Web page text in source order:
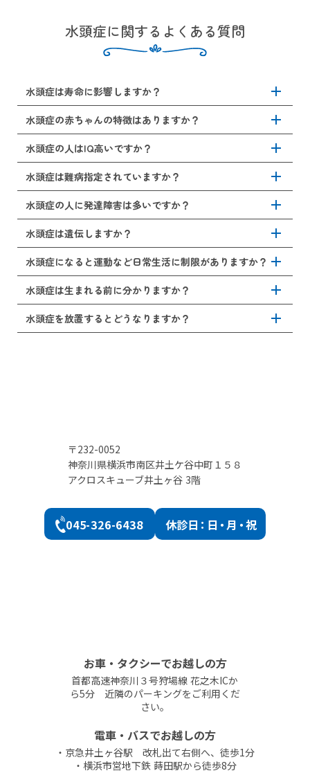
水頭症に関するよくある質問
水頭症は寿命に影響しますか？ add
水頭症そのものが直接寿命に影響することはありません。
しかし、未治療のまま放置すると脳圧が上がり、意識障害
や嘔吐、痙攣などの重篤な症状を来すことがあります。特
に、非交通性水頭症や急性の水頭症では、急速に症状が悪
化し、命に関わることがあります。水頭症は手術をはじ
め、適切な治療を受けることで脳圧をコントロールして問
題なく日常生活を送れる病気です。まずは適切な治療を早
期に受けるようにしましょう。
水頭症の赤ちゃんの特徴はありますか？ add
水頭症の赤ちゃんでは、頭蓋骨が柔らかいために頭囲の急
な拡大が特徴的です。具体的には、頭の前部分（前頭部）
が突出した「でっぱり頭」や、頭の上部分（頭頂部）が異
常に大きくなる傾向にあります。その他、嘔吐が多い、過
度に眠る、刺激に敏感でよく泣く、授乳が上手くできな
い、顔色が悪いなどがあります。また、目の異常として、
眼球を上に向ける傾向があります。
水頭症の人はIQ高いですか？ add
水頭症の人にIQの特徴はありません。IQの高い人も低い人
もいます。ただし、水頭症の発症時期や重症度、治療の有
無によりIQが左右されることはあります。長期間、髄液の
圧迫が続く場合や未治療の場合、神経発達や認知機能に影
響が出ることがあります。
水頭症は難病指定されていますか？ add
水頭症のうち、先天性水頭症や原因が明らかな場合、条件
を満たせば難病指定になります。しかし、特発性正常圧水
頭症は難病指定されていません。医療費助成や制度の対象
となるかは、水頭症の種類や診断内容により異なります。
まずはご相談ください。
水頭症の人に発達障害は多いですか？ add
先天性や小児期に発症した非交通性水頭症では、脳の発達
に影響を与えることがあり、その場合、注意力や学習能力
の低下、運動発達の遅れが見られることもあります。しか
し、水頭症だから必ずしも発達障害というわけではありま
せん。発達障害になるリスクは水頭症の種類や発症時期、
治療のタイミングにより異なります。適切な治療やリハビ
リを行うことで発達への影響を最小限にすることが出来ま
す。
水頭症は遺伝しますか？ add
多くの水頭症は遺伝性ではありません。先天性の原因があ
る場合も、家族間で必ず遺伝するわけではありません。た
だし、特定の先天性疾患や染色体異常を伴う水頭症の場
合、家族内で発症リスクが通常より少し高まります。ご家
族に水頭症の既往や先天性疾患がある場合、必要に応じて
出生前検査などを行うことも検討しましょう。
水頭症になると運動など日常生活に制限がありますか？ add
水頭症の方がどの程度運動など日常生活に制限があるか
は、水頭症の種類や治療状況により異なります。
一般的にシャント手術後は、退院後に軽い運動や歩行リハ
ビリを行っていただくことは可能です。ただし、頭部や腹
に制限はありませんが、転倒や頭部外傷に注意するように
しましょう。
水頭症は生まれる前に分かりますか？ add
一部の水頭症は妊娠中の超音波検査（胎児エコー）により
発見されます。特に、脳室の拡大や脳の形態異常が確認で
水頭症を放置するとどうなりますか？ add
れば歩行や認知機能の改善が困難となる場合もありますの
で、少しでも水頭症の症状が疑われる場合、なるべく早め
にご相談ください。
〒232-0052
神奈川県横浜市南区井土ケ谷中町１５８
アクロスキューブ井土ヶ谷 3階
045-326-6438 休診日：日・月・祝
お車・タクシーでお越しの方
首都高速神奈川３号狩場線 花之木ICか
ら5分 近隣のパーキングをご利用くだ
さい。
電車・バスでお越しの方
・京急井土ヶ谷駅 改札出て右側へ、徒歩1分
・横浜市営地下鉄 蒔田駅から徒歩8分